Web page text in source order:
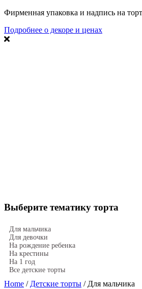
Фирменная упаковка и надпись на
Подробнее о декоре и ценах
Выберите тематику торта
Для мальчика
Для девочки
На рождение ребенка
На крестины
На 1 год
Все детские торты
Home / Детские торты / Для мальчика